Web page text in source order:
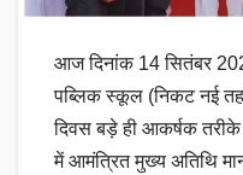
आज दिनांक 14 सितंबर
पब्लिक स्कूल (निकट नई
दिवस बड़े ही आकर्षक तरीके
में आमंत्रित मुख्य अतिथि